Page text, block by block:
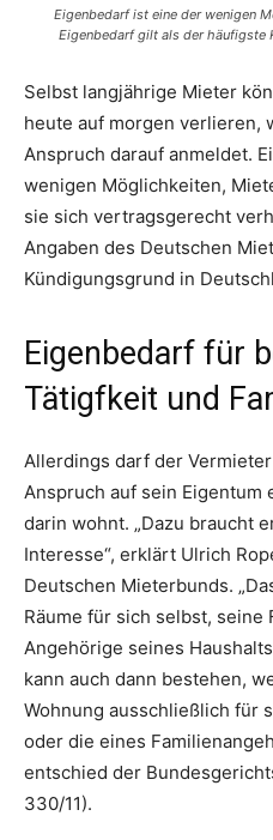
Eigenbedarf ist eine der wenigen
Eigenbedarf gilt als der häufigste
Selbst langjährige Mieter
heute auf morgen verlieren,
Anspruch darauf anmeldet.
wenigen Möglichkeiten,
sie sich vertragsgerecht
Angaben des Deutschen
Kündigungsgrund in
Eigenbedarf für
Tätigfkeit und
Allerdings darf der
Anspruch auf sein
darin wohnt. „Dazu braucht
Interesse“, erklärt Ulrich
Deutschen Mieterbunds.
Räume für sich selbst,
Angehörige seines
kann auch dann bestehen,
Wohnung ausschließlich für
oder die eines
entschied der
330/11).